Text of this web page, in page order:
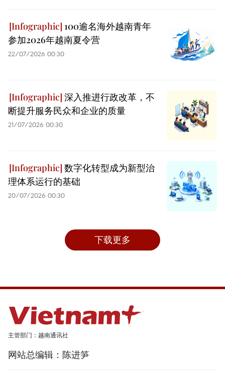
100逾名海外越南青年
参加2026年越南夏令营
22/07/2026 00:30
深入推进行政改革，不
断提升服务民众和企业的质量
21/07/2026 00:30
数字化转型成为新型治
理体系运行的基础
20/07/2026 00:30
下载更多
主管部门：越南通讯社
网站总编辑：陈进笋